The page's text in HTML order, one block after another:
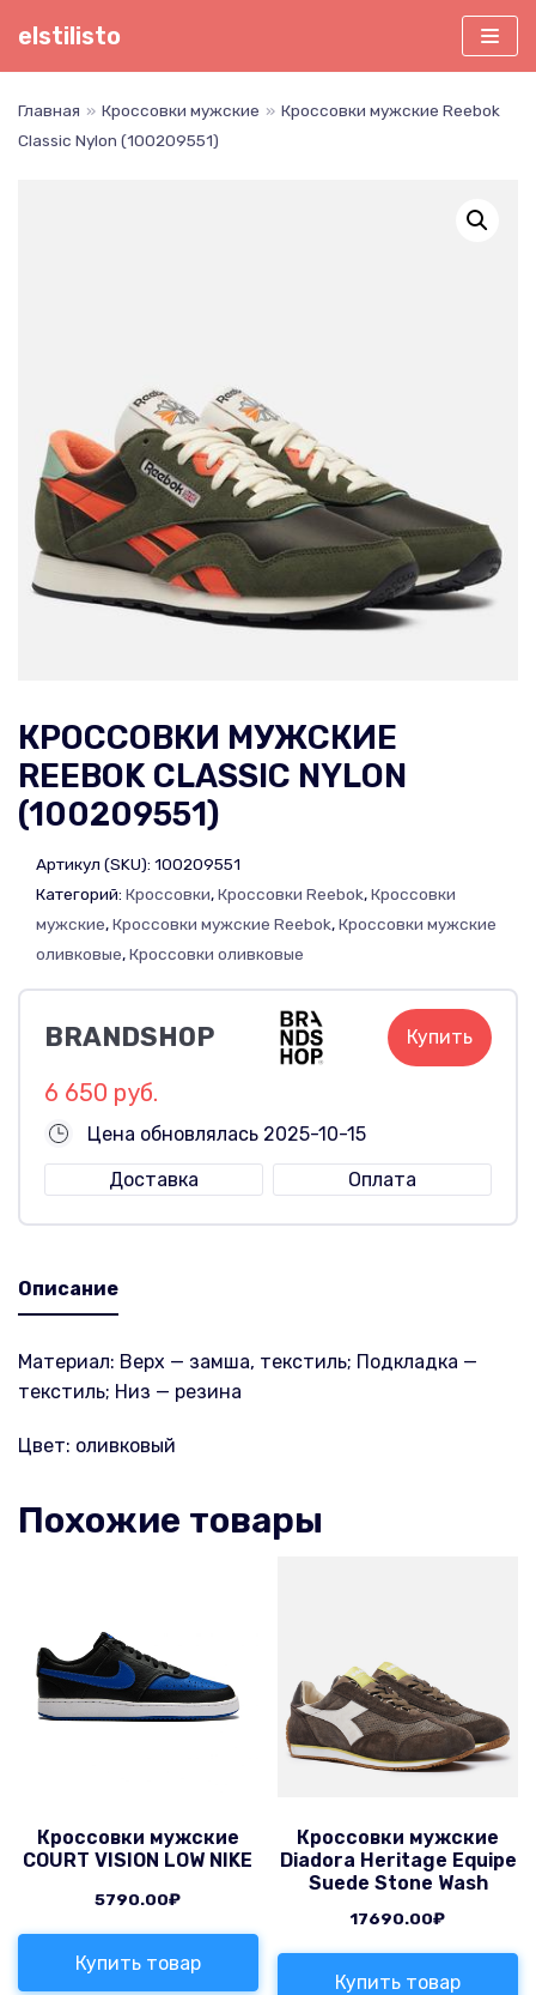
Перейти
elstilisto
Главная » Кроссовки мужские » Кроссовки мужские Reebok
Classic Nylon (100209551)
КРОССОВКИ МУЖСКИЕ
REEBOK CLASSIC NYLON
(100209551)
Артикул (SKU): 100209551
Категорий: Кроссовки,Кроссовки Reebok,Кроссовки
мужские,Кроссовки мужские Reebok,Кроссовки мужские
оливковые,Кроссовки оливковые
BRANDSHOP Купить
6 650 руб.
Цена обновлялась 2025-10-15
Доставка
Оплата
Описание
Материал: Верх — замша, текстиль; Подкладка —
текстиль; Низ — резина
Цвет: оливковый
Похожие товары
Кроссовки мужские
COURT VISION LOW NIKE
5790.00₽
Купить товар
Кроссовки мужские
Diadora Heritage Equipe
Suede Stone Wash
17690.00₽
Купить товар